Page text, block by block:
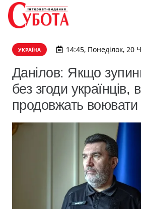
УКРАЇНА 14:45, Понеділок, 20
Данілов: Якщо
без згоди українців,
продовжать